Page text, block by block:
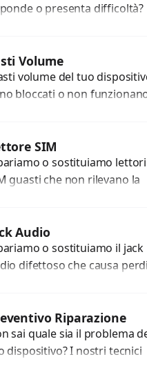
o presenta difficoltà?
utilizzando
di...
Volume
volume del tuo
bloccati o non
SIM
o sostituiamo lettori
guasti che non rilevano la
Audio
o sostituiamo il jack
difettoso che causa
Riparazione
sai quale sia il problema
dispositivo? I nostri tecnici